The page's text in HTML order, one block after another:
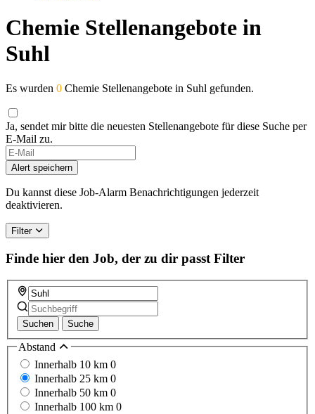
Chemie Stellenangebote in
Suhl
Es wurden 0 Chemie Stellenangebote in Suhl gefunden.
Ja, sendet mir bitte die neuesten Stellenangebote für diese Suche per
E-Mail zu.
Alert speichern
Du kannst diese Job-Alarm Benachrichtigungen jederzeit
deaktivieren.
Filter
Finde hier den Job, der zu dir passt Filter
Suchen Suche
Abstand
Innerhalb 10 km 0
Innerhalb 25 km 0
Innerhalb 50 km 0
Innerhalb 100 km 0